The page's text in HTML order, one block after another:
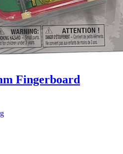
Fingerboard